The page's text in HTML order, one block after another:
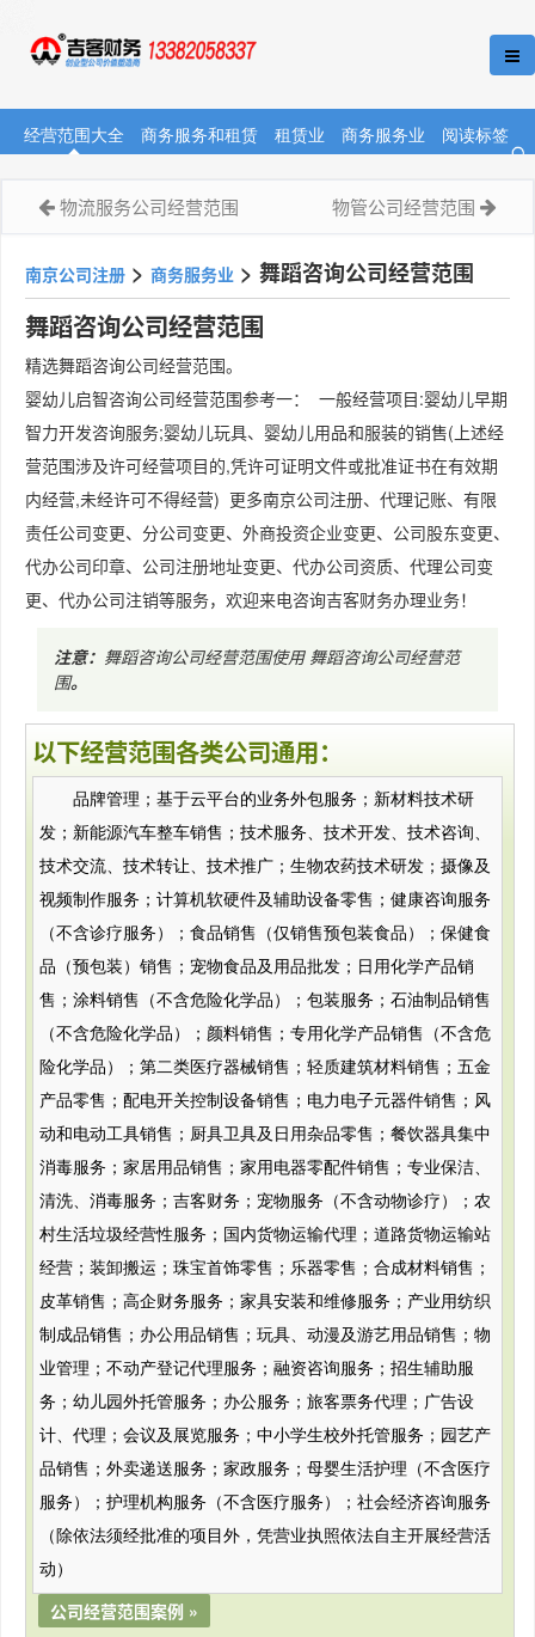
经营范围大全 商务服务和租赁 租赁业 商务服务业 阅读标签
物流服务公司经营范围 物管公司经营范围
南京公司注册 > 商务服务业 > 舞蹈咨询公司经营范围
舞蹈咨询公司经营范围
精选舞蹈咨询公司经营范围。
婴幼儿启智咨询公司经营范围参考一： 一般经营项目:婴幼儿早期
智力开发咨询服务;婴幼儿玩具、婴幼儿用品和服装的销售(上述经
营范围涉及许可经营项目的,凭许可证明文件或批准证书在有效期
内经营,未经许可不得经营) 更多南京公司注册、代理记账、有限
责任公司变更、分公司变更、外商投资企业变更、公司股东变更、
代办公司印章、公司注册地址变更、代办公司资质、代理公司变
更、代办公司注销等服务，欢迎来电咨询吉客财务办理业务！
注意： 舞蹈咨询公司经营范围使用 舞蹈咨询公司经营范
围。
以下经营范围各类公司通用：
品牌管理；基于云平台的业务外包服务；新材料技术研
发；新能源汽车整车销售；技术服务、技术开发、技术咨询、
技术交流、技术转让、技术推广；生物农药技术研发；摄像及
视频制作服务；计算机软硬件及辅助设备零售；健康咨询服务
（不含诊疗服务）；食品销售（仅销售预包装食品）；保健食
品（预包装）销售；宠物食品及用品批发；日用化学产品销
售；涂料销售（不含危险化学品）；包装服务；石油制品销售
（不含危险化学品）；颜料销售；专用化学产品销售（不含危
险化学品）；第二类医疗器械销售；轻质建筑材料销售；五金
产品零售；配电开关控制设备销售；电力电子元器件销售；风
动和电动工具销售；厨具卫具及日用杂品零售；餐饮器具集中
消毒服务；家居用品销售；家用电器零配件销售；专业保洁、
清洗、消毒服务；吉客财务；宠物服务（不含动物诊疗）；农
村生活垃圾经营性服务；国内货物运输代理；道路货物运输站
经营；装卸搬运；珠宝首饰零售；乐器零售；合成材料销售；
皮革销售；高企财务服务；家具安装和维修服务；产业用纺织
制成品销售；办公用品销售；玩具、动漫及游艺用品销售；物
业管理；不动产登记代理服务；融资咨询服务；招生辅助服
务；幼儿园外托管服务；办公服务；旅客票务代理；广告设
计、代理；会议及展览服务；中小学生校外托管服务；园艺产
品销售；外卖递送服务；家政服务；母婴生活护理（不含医疗
服务）；护理机构服务（不含医疗服务）；社会经济咨询服务
（除依法须经批准的项目外，凭营业执照依法自主开展经营活
动）
公司经营范围案例 »